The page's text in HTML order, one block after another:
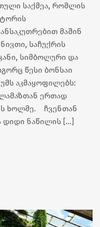
საქმეა, რომლის
მაშინ
საჩუქრის
სიმბოლური და
წესი ბონსაი
აკმაყოფილებს:
ერთად
ხოლმე. ჩვენთან
დიდი ნაწილის […]